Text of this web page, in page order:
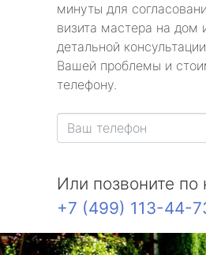
минуты для
визита мастера на дом
детальной
Вашей проблемы и
телефону.
Или позвоните по
+7 (499) 113-44-